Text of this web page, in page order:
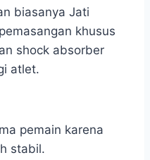
biasanya Jati
khusus
shock absorber
atlet.
pemain karena
stabil.